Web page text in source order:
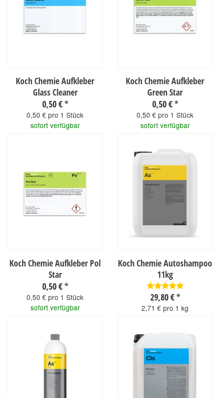
Koch Chemie Aufkleber
Glass Cleaner
0,50 €*
0,50 € pro 1 Stück
sofort verfügbar
Koch Chemie Aufkleber
Green Star
0,50 €*
0,50 € pro 1 Stück
sofort verfügbar
Koch Chemie Aufkleber Pol
Star
0,50 €*
0,50 € pro 1 Stück
sofort verfügbar
Koch Chemie Autoshampoo
11kg
29,80 €*
2,71 € pro 1 kg